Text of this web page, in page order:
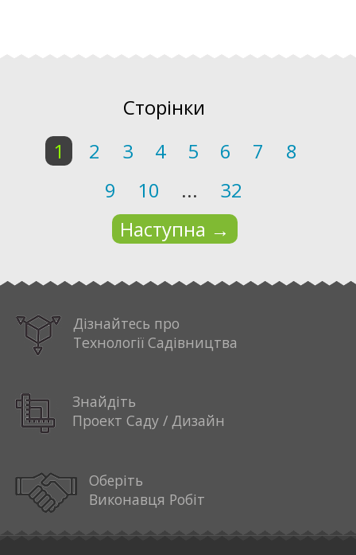
Сторінки
1
2 3 4 5 6 7
8
9
10 ...
32
Наступна →
Дізнайтесь про
Технології Садівництва
Знайдіть
Проект Саду / Дизайн
Оберіть
Виконавця Робіт